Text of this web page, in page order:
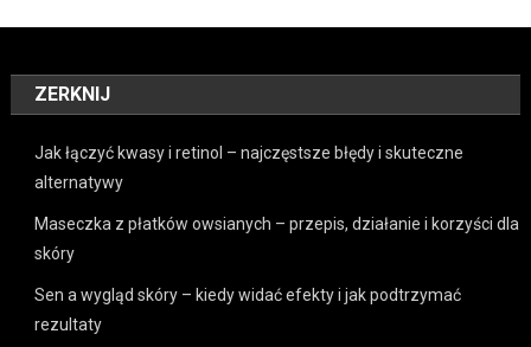
ZERKNIJ
Jak łączyć kwasy i retinol – najczęstsze błędy i skuteczne
alternatywy
Maseczka z płatków owsianych – przepis, działanie i korzyści dla
skóry
Sen a wygląd skóry – kiedy widać efekty i jak podtrzymać
rezultaty